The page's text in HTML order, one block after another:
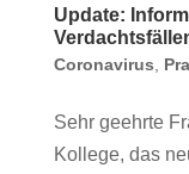
Update:
Coronavirus
Sehr geehrte
Kollege, das